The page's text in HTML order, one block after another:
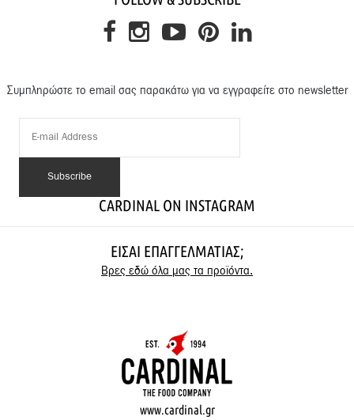
Συμπληρώστε το email σας παρακάτω για να εγγραφείτε στο newsletter
CARDINAL ON INSTAGRAM
ΕΊΣΑΙ ΕΠΑΓΓΕΛΜΑΤΊΑΣ;
Βρες εδώ όλα μας τα προϊόντα.
www.cardinal.gr